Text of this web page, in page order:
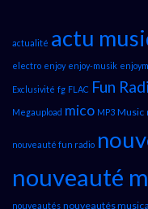
actualité actu
electro enjoy enjoy-musik
Exclusivité fg FLAC Fun
Megaupload mico MP3 Music
nouveauté fun radio
nouveauté
nouveautés nouveautés